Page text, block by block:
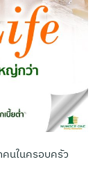
นในครอบครัว